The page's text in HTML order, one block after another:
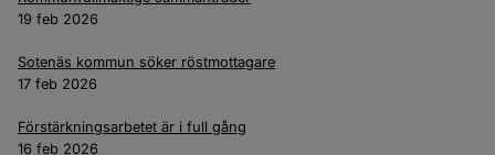
19 feb 2026
Sotenäs kommun söker röstmottagare
17 feb 2026
Förstärkningsarbetet är i full gång
16 feb 2026